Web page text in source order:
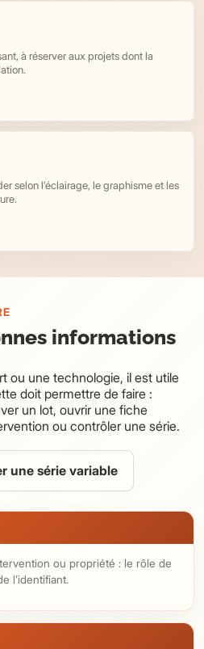
à réserver aux projets dont la
selon l’éclairage, le graphisme et les
informations
ou une technologie, il est utile
doit permettre de faire :
un lot, ouvrir une fiche
ou contrôler une série.
une série variable
ou propriété : le rôle de
l’identifiant.